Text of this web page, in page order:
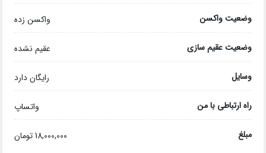
وضعیت واکسن واکسن زده
وضعیت عقیم سازی عقیم نشده
وسایل رایگان دارد
راه ارتباطی با من واتساپ
مبلغ 18,000,000 تومان